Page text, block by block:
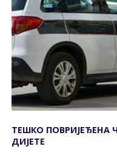
ТЕШКО
ДИЈЕТЕ